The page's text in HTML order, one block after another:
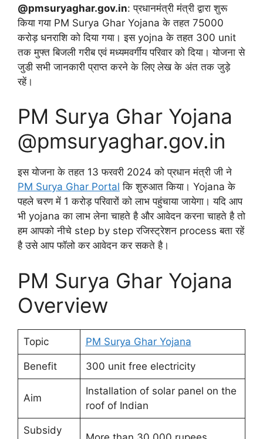
@pmsuryaghar.gov.in: प्रधानमंत्री मंत्री द्वारा शुरू
किया गया PM Surya Ghar Yojana के तहत 75000
करोड़ धनराशि को दिया गया। इस yojna के तहत 300 unit
तक मुफ्त बिजली गरीब एवं मध्यमवर्गीय परिवार को दिया। योजना से
जुडी सभी जानकारी प्राप्त करने के लिए लेख के अंत तक जुड़े
रहें।
PM Surya Ghar Yojana
@pmsuryaghar.gov.in
इस योजना के तहत 13 फरवरी 2024 को प्रधान मंत्री जी ने
PM Surya Ghar Portal कि शुरुआत किया। Yojana के
पहले चरण में 1 करोड़ परिवारों को लाभ पहुंचाया जायेगा। यदि आप
भी yojana का लाभ लेना चाहते है और आवेदन करना चाहते है तो
हम आपको नीचे step by step रजिस्ट्रेशन process बता रहें
है उसे आप फॉलो कर आवेदन कर सकते है।
PM Surya Ghar Yojana
Overview
Topic PM Surya Ghar Yojana
Benefit 300 unit free electricity
Aim
Installation of solar panel on the
roof of Indian
Subsidy